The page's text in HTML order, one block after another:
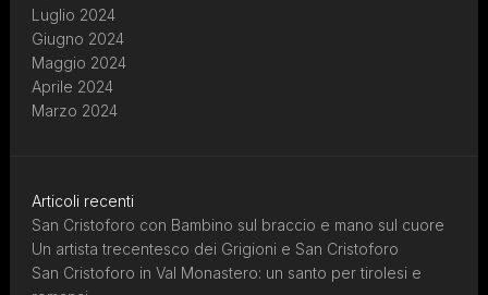
Luglio 2024
Giugno 2024
Maggio 2024
Aprile 2024
Marzo 2024
Articoli recenti
San Cristoforo con Bambino sul braccio e mano sul cuore
Un artista trecentesco dei Grigioni e San Cristoforo
San Cristoforo in Val Monastero: un santo per tirolesi e